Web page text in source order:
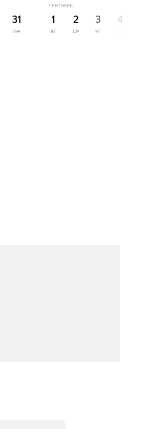
31
ПН
СЕНТЯБРЬ
1
ВТ
2
СР
3
ЧТ
4
ПТ